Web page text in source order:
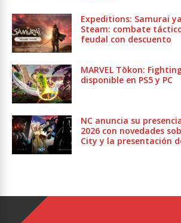
Expeditions: Samurai
Steam: combate
feudal con descuento
MARVEL Tōkon:
disponible en PS5 y PC
NC anuncia su
2026 con novedades
City y la presentación